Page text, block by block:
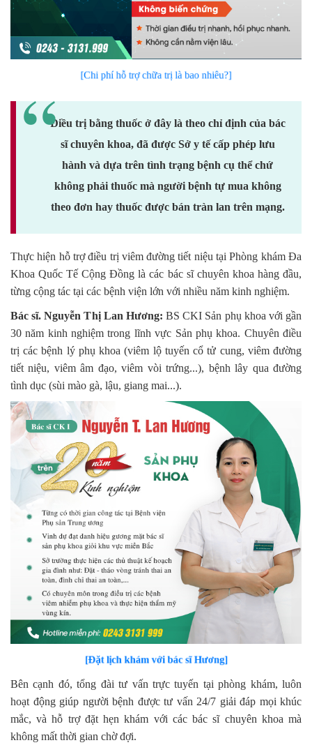
[Chi phí hỗ trợ chữa trị là bao nhiêu?]
Điều trị bằng thuốc ở đây là theo chỉ định của bác
sĩ chuyên khoa, đã được Sở y tế cấp phép lưu
hành và dựa trên tình trạng bệnh cụ thể chứ
không phải thuốc mà người bệnh tự mua không
theo đơn hay thuốc được bán tràn lan trên mạng.
Thực hiện hỗ trợ điều trị viêm đường tiết niệu tại Phòng khám Đa
Khoa Quốc Tế Cộng Đồng là các bác sĩ chuyên khoa hàng đầu,
từng cộng tác tại các bệnh viện lớn với nhiều năm kinh nghiệm.
Bác sĩ. Nguyễn Thị Lan Hương: BS CKI Sản phụ khoa với gần
30 năm kinh nghiệm trong lĩnh vực Sản phụ khoa. Chuyên điều
trị các bệnh lý phụ khoa (viêm lộ tuyến cổ tử cung, viêm đường
tiết niệu, viêm âm đạo, viêm vòi trứng...), bệnh lây qua đường
tình dục (sùi mào gà, lậu, giang mai...).
[Đặt lịch khám với bác sĩ Hương]
Bên cạnh đó, tổng đài tư vấn trực tuyến tại phòng khám, luôn
hoạt động giúp người bệnh được tư vấn 24/7 giải đáp mọi khúc
mắc, và hỗ trợ đặt hẹn khám với các bác sĩ chuyên khoa mà
không mất thời gian chờ đợi.